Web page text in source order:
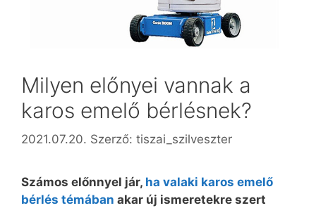
Milyen előnyei vannak a
karos emelő bérlésnek?
2021.07.20. Szerző: tiszai_szilveszter
Számos előnnyel jár, ha valaki karos emelő
bérlés témában akar új ismeretekre szert